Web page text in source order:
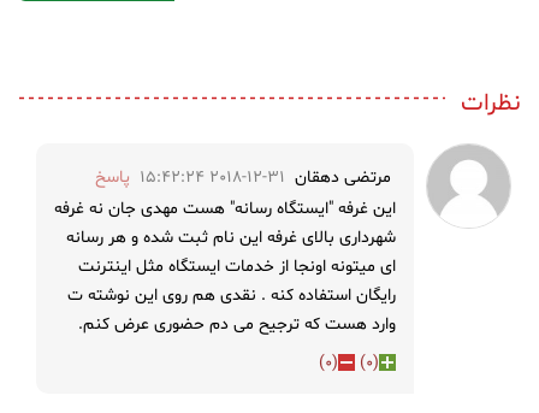
نظرات
مرتضی دهقان 2018-12-31 15:42:24
پاسخ
این غرفه "ایستگاه رسانه" هست مهدی جان نه غرفه
شهرداری بالای غرفه این نام ثبت شده و هر رسانه
ای میتونه اونجا از خدمات ایستگاه مثل اینترنت
رایگان استفاده کنه . نقدی هم روی این نوشته ت
وارد هست که ترجیح می دم حضوری عرض کنم.
(
0
)
(
0
)